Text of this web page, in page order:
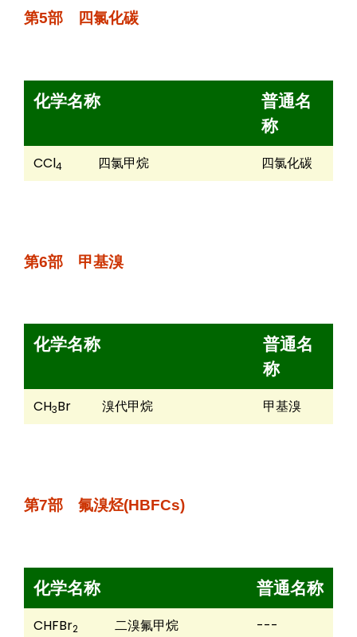
第5部 四氯化碳
化学名称
普通名
称
CCl4 四氯甲烷 四氯化碳
第6部 甲基溴
化学名称
普通名
称
CH3Br 溴代甲烷 甲基溴
第7部 氟溴烃(HBFCs)
化学名称 普通名称
CHFBr2 二溴氟甲烷
---